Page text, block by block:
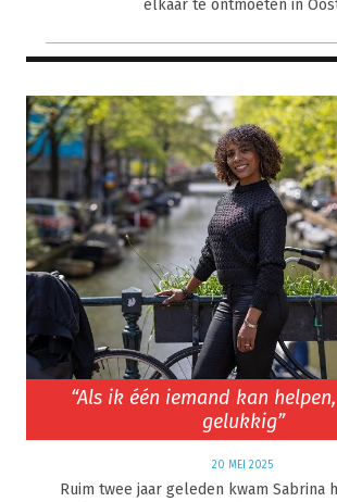
elkaar te ontmoeten in
“Als ik één iemand kan
gelukkig”
20 MEI 2025
Ruim twee jaar geleden kwam Sabrina